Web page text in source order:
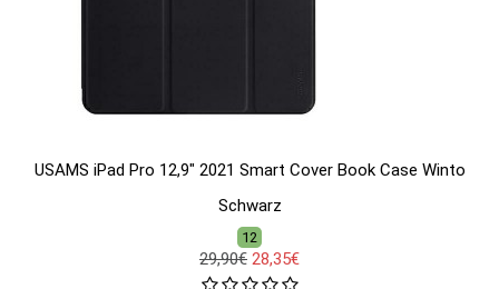
USAMS iPad Pro 12,9" 2021 Smart Cover Book Case Winto
Schwarz
12
29,90€ 28,35€